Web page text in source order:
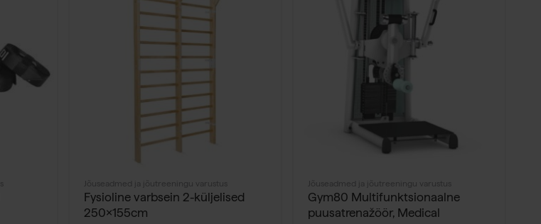
Jõuseadmed ja jõutreeningu varustus
Fysioline varbsein 2-küljelised
250x155cm
Jõuseadmed ja jõutreeningu varustus
Gym80 Multifunktsionaalne
puusatrenažöör, Medical